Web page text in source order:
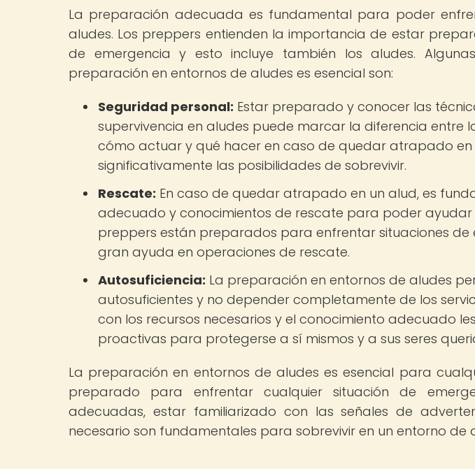
La preparación adecuada es fundamental para poder
aludes. Los preppers entienden la importancia de estar
de emergencia y esto incluye también los aludes.
preparación en entornos de aludes es esencial son:
Seguridad personal: Estar preparado y conocer las
supervivencia en aludes puede marcar la diferencia entre
cómo actuar y qué hacer en caso de quedar atrapado
significativamente las posibilidades de sobrevivir.
Rescate: En caso de quedar atrapado en un alud, es
adecuado y conocimientos de rescate para poder ayudar
preppers están preparados para enfrentar situaciones de
gran ayuda en operaciones de rescate.
Autosuficiencia: La preparación en entornos de aludes
autosuficientes y no depender completamente de los
con los recursos necesarios y el conocimiento adecuado
proactivas para protegerse a sí mismos y a sus seres
La preparación en entornos de aludes es esencial para
preparado para enfrentar cualquier situación de
adecuadas, estar familiarizado con las señales de
necesario son fundamentales para sobrevivir en un entorno de